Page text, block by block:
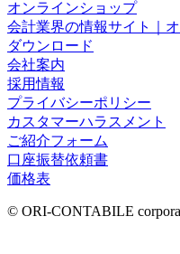
オンラインショップ
会計業界の情報サイト｜
ダウンロード
会社案内
採用情報
プライバシーポリシー
カスタマーハラスメント
ご紹介フォーム
口座振替依頼書
価格表
© ORI-CONTABILE